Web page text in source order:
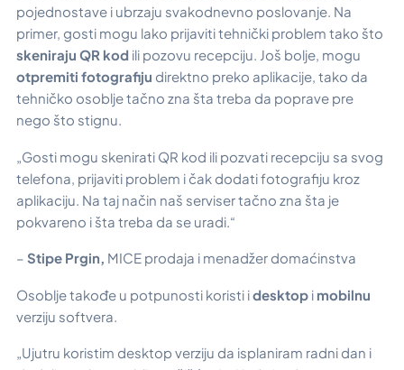
pojednostave i ubrzaju svakodnevno poslovanje. Na
primer, gosti mogu lako prijaviti tehnički problem tako što
skeniraju QR kod ili pozovu recepciju. Još bolje, mogu
otpremiti fotografiju direktno preko aplikacije, tako da
tehničko osoblje tačno zna šta treba da poprave pre
nego što stignu.
„Gosti mogu skenirati QR kod ili pozvati recepciju sa svog
telefona, prijaviti problem i čak dodati fotografiju kroz
aplikaciju. Na taj način naš serviser tačno zna šta je
pokvareno i šta treba da se uradi.“
– Stipe Prgin, MICE prodaja i menadžer domaćinstva
Osoblje takođe u potpunosti koristi idesktop i mobilnu
verziju softvera.
„Ujutru koristim desktop verziju da isplaniram radni dan i